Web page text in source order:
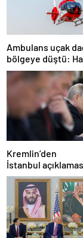
Ambulans uçak
bölgeye düştü:
doktor da öldü
Kremlin’den
İstanbul
zirveye katılacak